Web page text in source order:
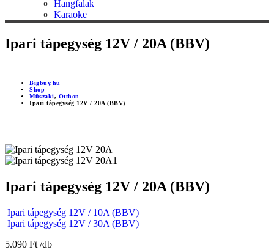
Hangfalak
Karaoke
Ipari tápegység 12V / 20A (BBV)
Bigbuy.hu
Shop
Műszaki, Otthon
Ipari tápegység 12V / 20A (BBV)
Ipari tápegység 12V / 20A (BBV)
Ipari tápegység 12V / 10A (BBV)
Ipari tápegység 12V / 30A (BBV)
5.090 Ft